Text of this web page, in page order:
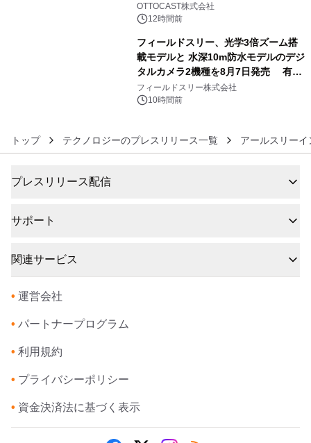
OTTOCAST株式会社
12時間前
フィールドスリー、光学3倍ズーム搭
載モデルと 水深10m防水モデルのデジ
タルカメラ2機種を8月7日発売 有効
約1300万画素、用途別に選べるコンデ
ジ新登場
フィールドスリー株式会社
10時間前
トップ テクノロジーのプレスリリース一覧 アールスリー
プレスリリース配信
サポート
関連サービス
• 運営会社
• パートナープログラム
• 利用規約
• プライバシーポリシー
• 資金決済法に基づく表示